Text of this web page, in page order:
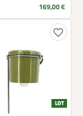
Prix
169,00 €
favorite_border